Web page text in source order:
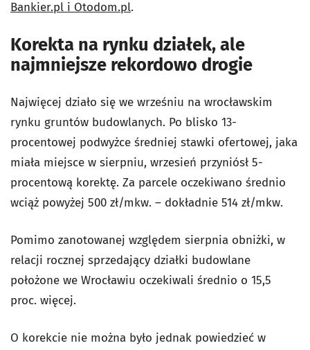
Bankier.pl i Otodom.pl.
Korekta na rynku działek, ale
najmniejsze rekordowo drogie
Najwięcej działo się we wrześniu na wrocławskim
rynku gruntów budowlanych. Po blisko 13-
procentowej podwyżce średniej stawki ofertowej, jaka
miała miejsce w sierpniu, wrzesień przyniósł 5-
procentową korektę. Za parcele oczekiwano średnio
wciąż powyżej 500 zł/mkw. – dokładnie 514 zł/mkw.
Pomimo zanotowanej względem sierpnia obniżki, w
relacji rocznej sprzedający działki budowlane
położone we Wrocławiu oczekiwali średnio o 15,5
proc. więcej.
O korekcie nie można było jednak powiedzieć w